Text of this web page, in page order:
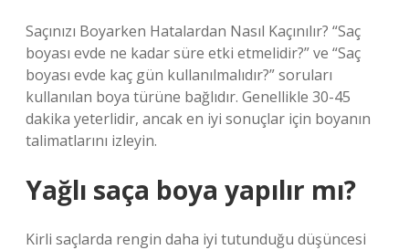
Saçınızı Boyarken Hatalardan Nasıl Kaçınılır? “Saç
boyası evde ne kadar süre etki etmelidir?” ve “Saç
boyası evde kaç gün kullanılmalıdır?” soruları
kullanılan boya türüne bağlıdır. Genellikle 30-45
dakika yeterlidir, ancak en iyi sonuçlar için boyanın
talimatlarını izleyin.
Yağlı saça boya yapılır mı?
Kirli saçlarda rengin daha iyi tutunduğu düşüncesi